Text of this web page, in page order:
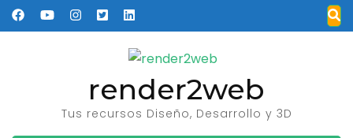
Saltar
al
render2web
Tus recursos Diseño, Desarrollo y 3D